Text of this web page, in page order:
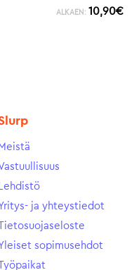
ALKAEN: 10,90€
Meistä
Lehdistö
ja yhteystiedot
sopimusehdot